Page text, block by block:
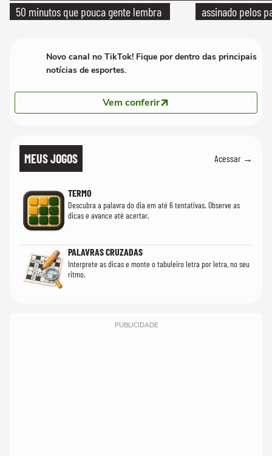
50 minutos que pouca gente lembra
assinado pelos
Novo canal no TikTok! Fique por dentro das principais
notícias de esportes.
Vem conferir
MEUS JOGOS Acessar →
TERMO
Descubra a palavra do dia em até 6 tentativas. Observe as
dicas e avance até acertar.
PALAVRAS CRUZADAS
Interprete as dicas e monte o tabuleiro letra por letra, no seu
ritmo.
PUBLICIDADE